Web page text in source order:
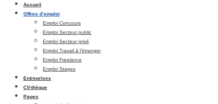
Accueil
Offres d’emploi
Emploi Concours
Emploi Secteur public
Emploi Secteur privé
Emploi Travail à l’étranger
Emploi Freelance
Emploi Stages
Entreprises
CV-thèque
Pages